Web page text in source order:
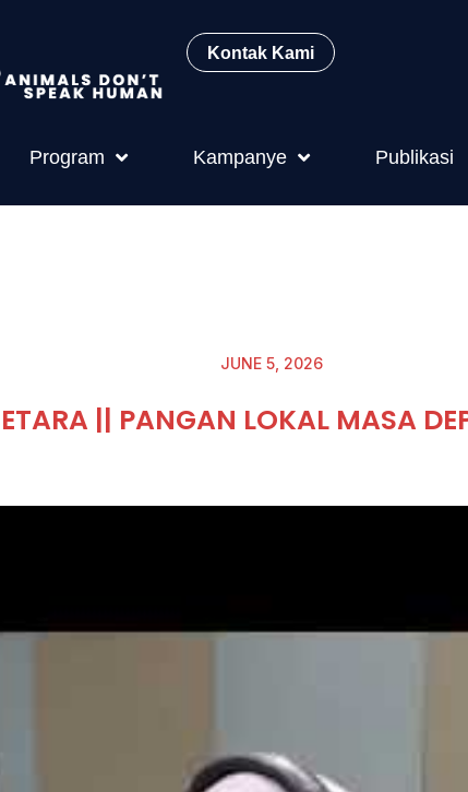
Kontak Kami
Program Kampanye Publikasi
JUNE 5, 2026
|| PANGAN LOKAL MASA